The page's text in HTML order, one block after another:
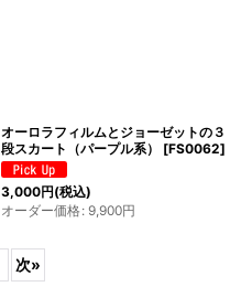
オーロラフィルムとジョーゼットの３
段スカート（パープル系）
[FS0062]
3,000円(税込)
オーダー価格: 9,900円
次»